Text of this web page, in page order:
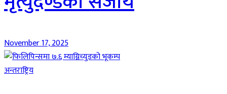
November 17, 2025
अन्तराष्ट्रिय